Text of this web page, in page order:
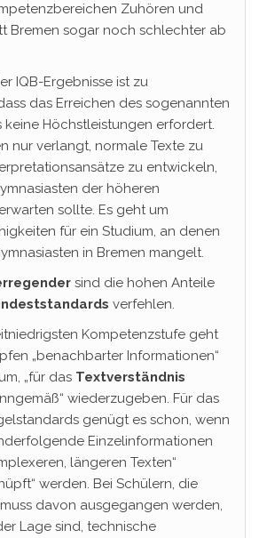
Zuhören und
Bremen sogar noch schlechter ab
IQB-Ergebnisse ist zu
das Erreichen des sogenannten
keine Höchstleistungen erfordert.
nur verlangt, normale Texte zu
zu entwickeln,
der höheren
sollte. Es geht um
für ein Studium, an denen
in Bremen mangelt.
sind die hohen Anteile
verfehlen.
Kompetenzstufe geht
„benachbarter Informationen“
„für das Textverständnis
wiederzugeben. Für das
genügt es schon, wenn
Einzelinformationen
längeren Texten“
werden. Bei Schülern, die
muss davon ausgegangen werden,
Lage sind, technische